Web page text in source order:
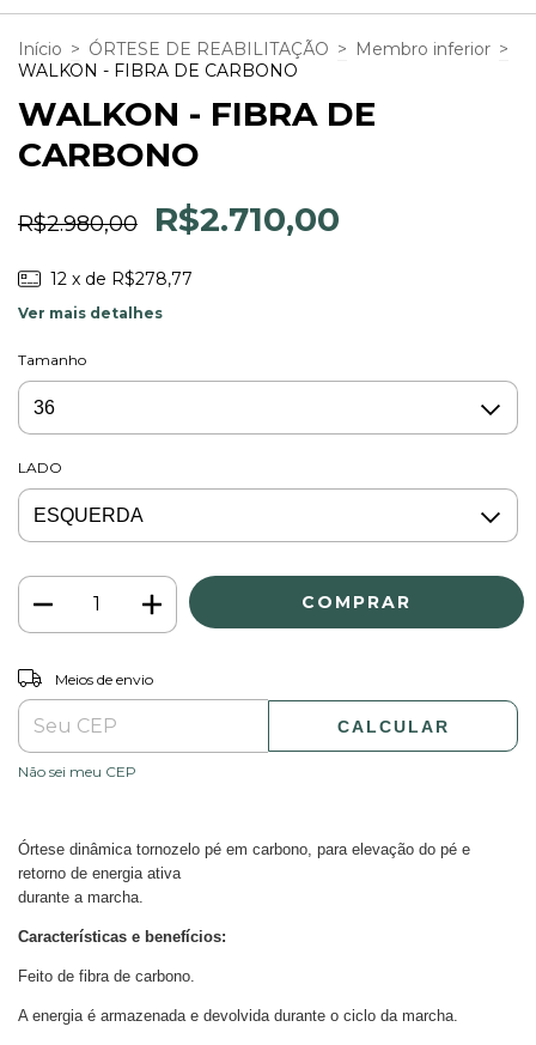
Início > ÓRTESE DE REABILITAÇÃO > Membro inferior >
WALKON - FIBRA DE CARBONO
WALKON - FIBRA DE
CARBONO
R$2.980,00 R$2.710,00
12 x de R$278,77
Ver mais detalhes
Tamanho
LADO
Entregas para o CEP:
Meios de envio
CALCULAR
Não sei meu CEP
Órtese dinâmica tornozelo pé em carbono, para elevação do pé e
retorno de energia ativa
durante a marcha.
Características e benefícios:
Feito de fibra de carbono.
A energia é armazenada e devolvida durante o ciclo da marcha.